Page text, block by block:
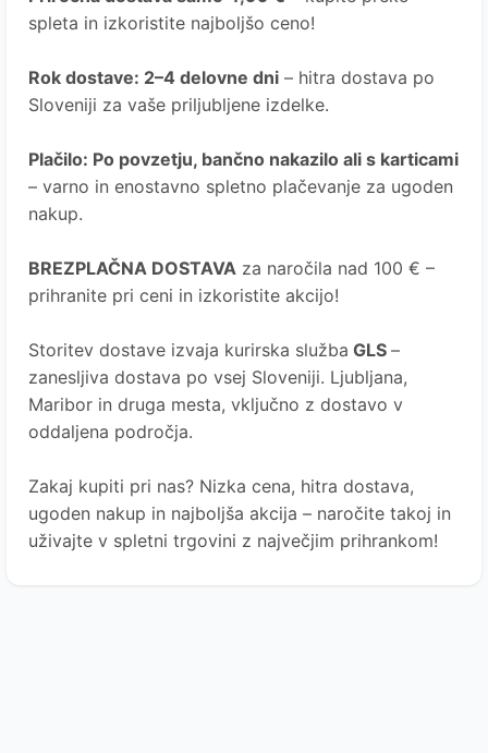
spleta in izkoristite najboljšo ceno!
Rok dostave: 2–4 delovne dni – hitra dostava po
Sloveniji za vaše priljubljene izdelke.
Plačilo: Po povzetju, bančno nakazilo ali s karticami
– varno in enostavno spletno plačevanje za ugoden
nakup.
BREZPLAČNA DOSTAVA za naročila nad 100 € –
prihranite pri ceni in izkoristite akcijo!
Storitev dostave izvaja kurirska služba GLS –
zanesljiva dostava po vsej Sloveniji. Ljubljana,
Maribor in druga mesta, vključno z dostavo v
oddaljena področja.
Zakaj kupiti pri nas? Nizka cena, hitra dostava,
ugoden nakup in najboljša akcija – naročite takoj in
uživajte v spletni trgovini z največjim prihrankom!